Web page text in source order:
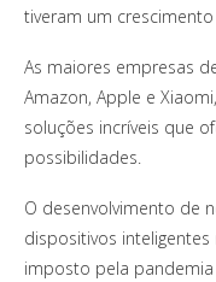
tiveram um
As maiores empresas
Amazon, Apple e
soluções incríveis que
possibilidades.
O desenvolvimento de
dispositivos
imposto pela pandemia